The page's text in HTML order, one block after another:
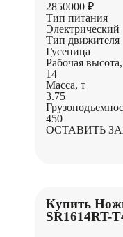
2850000 ₽
Тип питания
Электрический
Тип движителя
Гусеница
Рабочая
14
Масса, т
3.75
450
ОСТАВИТЬ
Купить
SR1614RT-